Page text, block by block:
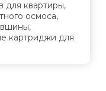
для квартиры,
осмоса,
картриджи для